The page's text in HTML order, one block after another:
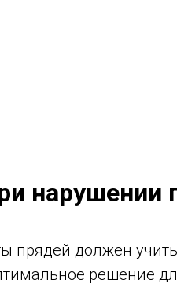
нарушении
прядей должен
решение